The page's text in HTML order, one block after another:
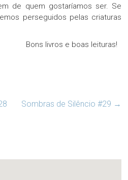
de quem gostaríamos ser. Se
perseguidos pelas criaturas
Bons livros e boas leituras!
Sombras de Silêncio #29 →